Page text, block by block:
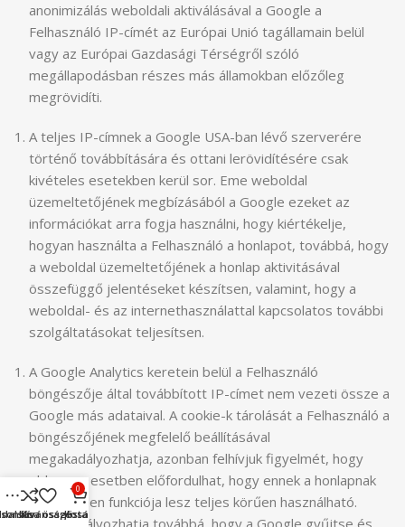
anonimizálás weboldali aktiválásával a Google a
Felhasználó IP-címét az Európai Unió tagállamain belül
vagy az Európai Gazdasági Térségről szóló
megállapodásban részes más államokban előzőleg
megrövidíti.
A teljes IP-címnek a Google USA-ban lévő szerverére
történő továbbítására és ottani lerövidítésére csak
kivételes esetekben kerül sor. Eme weboldal
üzemeltetőjének megbízásából a Google ezeket az
információkat arra fogja használni, hogy kiértékelje,
hogyan használta a Felhasználó a honlapot, továbbá, hogy
a weboldal üzemeltetőjének a honlap aktivitásával
összefüggő jelentéseket készítsen, valamint, hogy a
weboldal- és az internethasználattal kapcsolatos további
szolgáltatásokat teljesítsen.
A Google Analytics keretein belül a Felhasználó
böngészője által továbbított IP-címet nem vezeti össze a
Google más adataival. A cookie-k tárolását a Felhasználó a
böngészőjének megfelelő beállításával
megakadályozhatja, azonban felhívjuk figyelmét, hogy
ebben az esetben előfordulhat, hogy ennek a honlapnak
nem minden funkciója lesz teljes körűen használható.
Megakadályozhatja továbbá, hogy a Google gyűjtse és
össze
Kívánságlista
0
Kosár